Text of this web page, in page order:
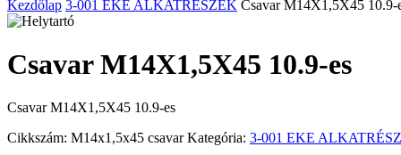
Kezdőlap 3-001 EKE ALKATRÉSZEK Csavar M14X1,5X45 10.9-
Csavar M14X1,5X45 10.9-es
Csavar M14X1,5X45 10.9-es
Cikkszám: M14x1,5x45 csavar Kategória: 3-001 EKE